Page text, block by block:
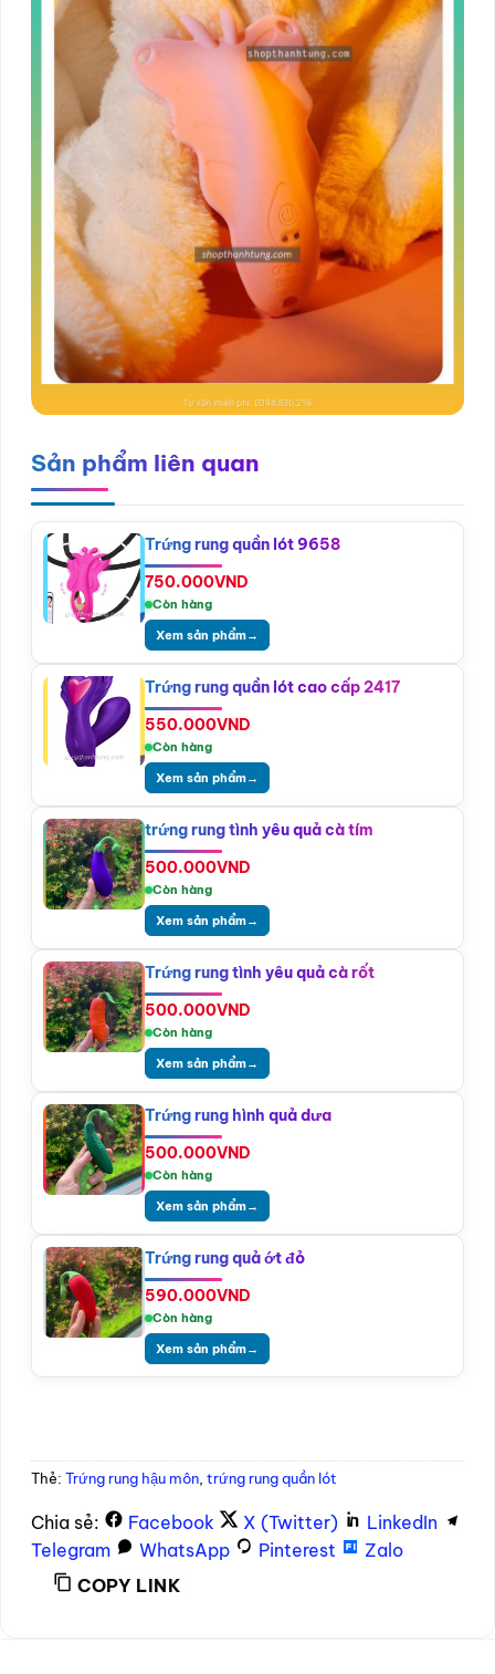
Sản phẩm liên quan
Trứng rung quần lót 9658
750.000VND
Còn hàng
Xem sản phẩm→
Trứng rung quần lót cao cấp 2417
550.000VND
Còn hàng
Xem sản phẩm→
trứng rung tình yêu quả cà tím
500.000VND
Còn hàng
Xem sản phẩm→
Trứng rung tình yêu quả cà rốt
500.000VND
Còn hàng
Xem sản phẩm→
Trứng rung hình quả dưa
500.000VND
Còn hàng
Xem sản phẩm→
Trứng rung quả ớt đỏ
590.000VND
Còn hàng
Xem sản phẩm→
Thẻ: Trứng rung hậu môn trứng rung quần lót
Chia sẻ: Facebook X (Twitter)
LinkedIn
Telegram
WhatsApp Pinterest
Zalo
COPY LINK